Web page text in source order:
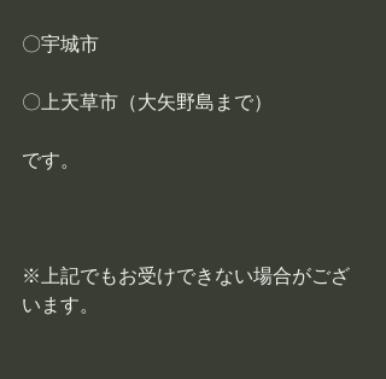
〇宇城市
〇上天草市（大矢野島まで）
です。
※上記でもお受けできない場合がござ
います。